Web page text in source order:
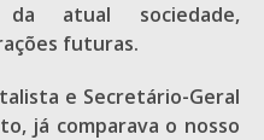
da atual sociedade,
futuras.
e Secretário-Geral
já comparava o nosso